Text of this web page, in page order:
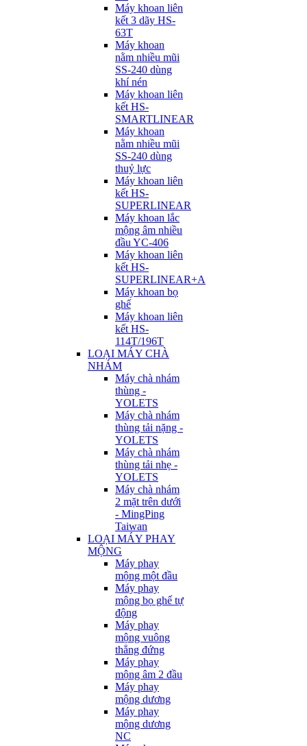
Máy khoan liên
kết 3 dãy HS-
63T
Máy khoan
nằm nhiều mũi
SS-240 dùng
khí nén
Máy khoan liên
kết HS-
SMARTLINEAR
Máy khoan
nằm nhiều mũi
SS-240 dùng
thuỷ lực
Máy khoan liên
kết HS-
SUPERLINEAR
Máy khoan lắc
mộng âm nhiều
đầu YC-406
Máy khoan liên
kết HS-
SUPERLINEAR+A
Máy khoan bọ
ghế
Máy khoan liên
kết HS-
114T/196T
LOẠI MÁY CHÀ
NHÁM
Máy chà nhám
thùng -
YOLETS
Máy chà nhám
thùng tải nặng -
YOLETS
Máy chà nhám
thùng tải nhẹ -
YOLETS
Máy chà nhám
2 mặt trên dưới
- MingPing
Taiwan
LOẠI MÁY PHAY
MỘNG
Máy phay
mộng một đầu
Máy phay
mộng bọ ghế tự
động
Máy phay
mộng vuông
thẳng đứng
Máy phay
mộng âm 2 đầu
Máy phay
mộng dương
Máy phay
mộng dương
NC